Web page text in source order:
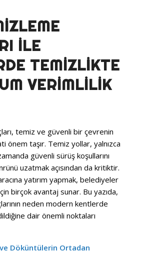
ILE
TEMIZLIKTE
VERIMLILIK
temiz ve güvenli bir çevrenin
önem taşır. Temiz yollar, yalnızca
güvenli sürüş koşullarını
uzatmak açısından da kritiktir.
yatırım yapmak, belediyeler
birçok avantaj sunar. Bu yazıda,
neden modern kentlerde
dair önemli noktaları
Döküntülerin Ortadan